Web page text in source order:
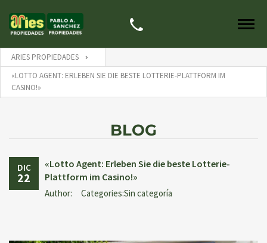
ARIES PROPIEDADES
«LOTTO AGENT: ERLEBEN SIE DIE BESTE LOTTERIE-PLATTFORM IM
CASINO!»
BLOG
DIC
22
«Lotto Agent: Erleben Sie die beste Lotterie-
Plattform im Casino!»
Author: Categories:Sin categoría